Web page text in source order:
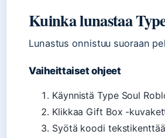
Kuinka lunastaa
Lunastus onnistuu suoraan
Vaiheittaiset ohjeet
Käynnistä Type Soul
Klikkaa Gift Box -
Syötä koodi